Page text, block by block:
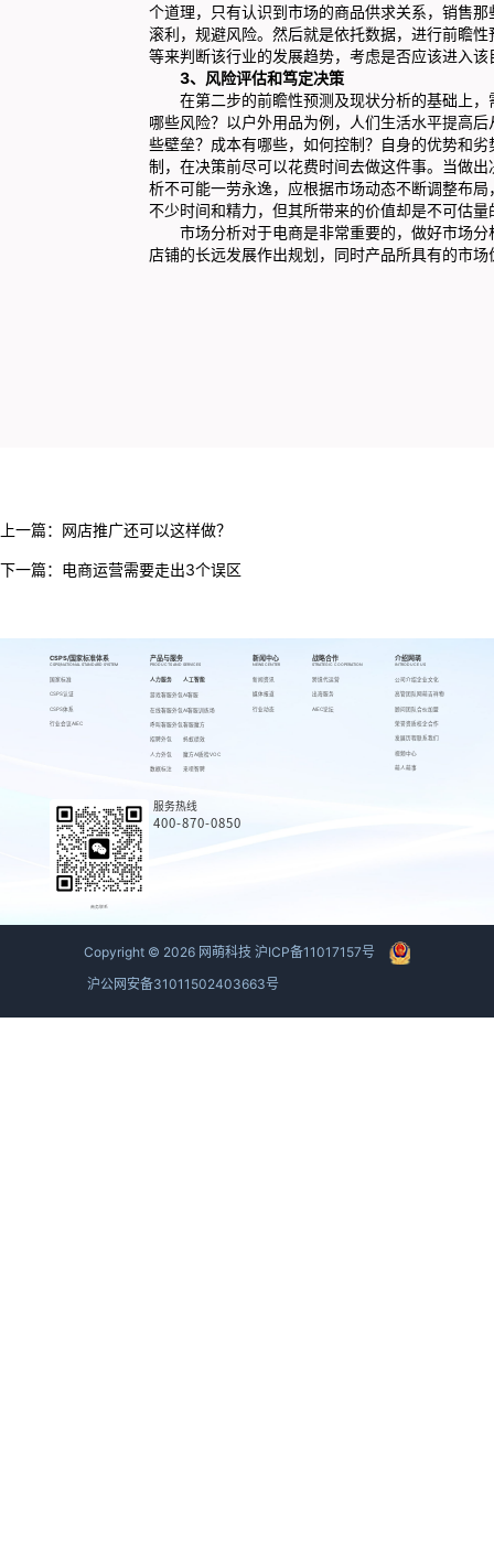
个道理，只有认识到市场的商品供求关系，销售
滚利，规避风险。然后就是依托数据，进行前瞻
等来判断该行业的发展趋势，考虑是否应该进入该
3、风险评估和笃定决策
在第二步的前瞻性预测及现状分析的基础上，
哪些风险？以户外用品为例，人们生活水平提高
些壁垒？成本有哪些，如何控制？自身的优势和
制，在决策前尽可以花费时间去做这件事。当做
析不可能一劳永逸，应根据市场动态不断调整布
不少时间和精力，但其所带来的价值却是不可估量
市场分析对于电商是非常重要的，做好市场分
店铺的长远发展作出规划，同时产品所具有的市
上一篇： 网店推广还可以这样做？
下一篇： 电商运营需要走出3个误区
CSPS/国家标准体系
CSPS/NATIONAL STANDARD SYSTEM
国家标准
CSPS认证
CSPS体系
行业会议AIEC
产品与服务
PRODUCTS AND SERVICES
人力服务
游戏客服外包
在线客服外包
呼叫客服外包
招聘外包
人力外包
数据标注
人工智能
AI客服
AI客服训练场
客服魔方
蚂蚁绩效
魔方AI质检VOC
来呗智聘
新闻中心
NEWS CENTER
新闻资讯
媒体报道
行业动态
战略合作
STRATEGIC COOPERATION
跨境代运营
出海服务
AIEC论坛
介绍网萌
INTRODUCE US
公司介绍
高管团队
顾问团队
荣誉资质
发展历程
视频中心
萌人萌事
企业文化
网萌吉祥物
合伙加盟
校企合作
联系我们
商务联系
服务热线
400-870-0850
Copyright © 2026 网萌科技 沪ICP备11017157号
沪公网安备31011502403663号